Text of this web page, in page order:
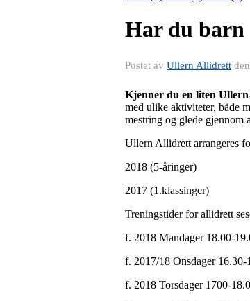
Har du barn
Postet av Ullern Allidrett den
Kjenner du en liten
med ulike aktiviteter, både
mestring og glede gjennom
Ullern Allidrett arrangeres
2018 (5-åringer)
2017 (1.klassinger)
Treningstider for allidrett
f. 2018 Mandager 18.00-
f. 2017/18 Onsdager 16.30-
f. 2018 Torsdager 1700-